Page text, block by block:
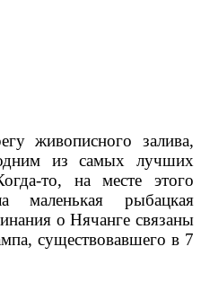
живописного залива,
из самых лучших
то, на месте этого
маленькая рыбацкая
о Нячанге связаны
существовавшего в 7